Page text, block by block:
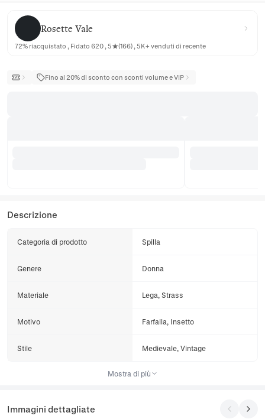
Rosette Vale
Rosette Vale
72% riacquistato , Fidato 620 , 5★(166) , 5K+ venduti di recente
Fino al 20% di sconto con sconti volume e VIP
Descrizione
Categoria di prodotto Spilla
Genere Donna
Materiale Lega, Strass
Motivo Farfalla, Insetto
Stile Medievale, Vintage
Mostra di più
Immagini dettagliate